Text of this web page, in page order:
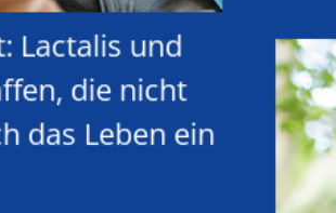
Lactalis und
die nicht
das Leben ein